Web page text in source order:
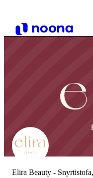
Elira Beauty -